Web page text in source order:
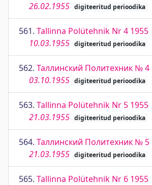
26.02.1955 digiteeritud perioodika
561. Tallinna Polütehnik Nr 4 1955
10.03.1955 digiteeritud perioodika
562. Таллинский Политехник № 4
03.10.1955 digiteeritud perioodika
563. Tallinna Polütehnik Nr 5 1955
21.03.1955 digiteeritud perioodika
564. Таллинский Политехник № 5
21.03.1955 digiteeritud perioodika
565. Tallinna Polütehnik Nr 6 1955